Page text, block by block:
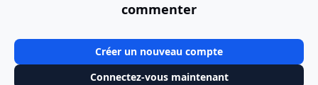
commenter
Créer un nouveau compte
Connectez-vous maintenant